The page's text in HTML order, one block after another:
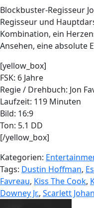
Blockbuster-Regisseur
Regisseur und
Kombination, ein
Ansehen, eine absolute
[yellow_box]
FSK: 6 Jahre
Regie / Drehbuch: Jon
Laufzeit: 119 Minuten
Bild: 16:9
Ton: 5.1 DD
[/yellow_box]
Kategorien:
Tags: Dustin Hoffman,
Favreau, Kiss The Cook,
Downey Jr., Scarlett